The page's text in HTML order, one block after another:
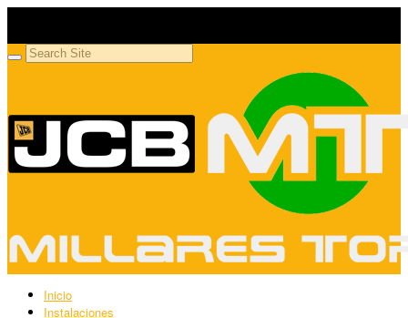
Inicio
Instalaciones